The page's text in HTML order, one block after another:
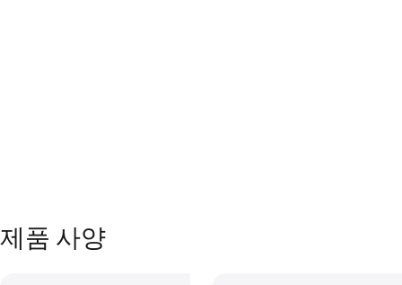
제품 사양